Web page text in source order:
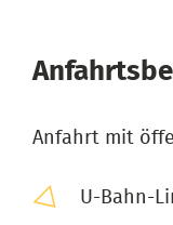
Anfahrt mit
U-Bahn-